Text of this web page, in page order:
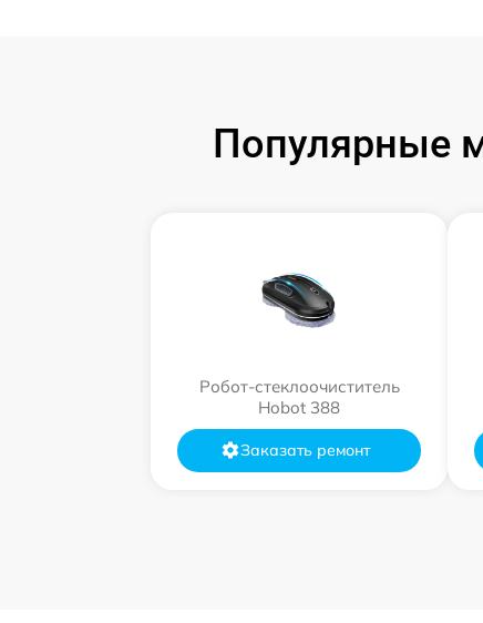
Популярные
Робот-стеклоочиститель
Hobot 388
Заказать ремонт